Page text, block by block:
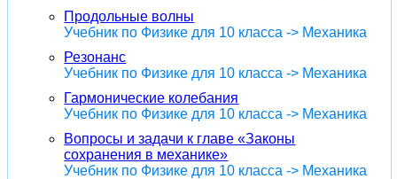
Продольные волны
Учебник по Физике для 10 класса -> Механика
Резонанс
Учебник по Физике для 10 класса -> Механика
Гармонические колебания
Учебник по Физике для 10 класса -> Механика
Вопросы и задачи к главе «Законы
сохранения в механике»
Учебник по Физике для 10 класса -> Механика